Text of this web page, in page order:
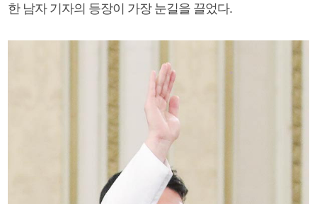
한 남자 기자의 등장이 가장 눈길을 끌었다.